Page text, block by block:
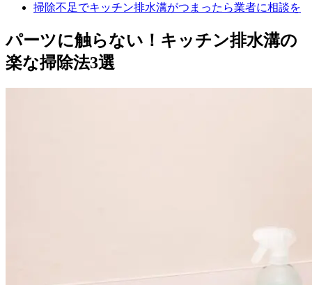
掃除不足でキッチン排水溝がつまったら業者に相談を
パーツに触らない！キッチン排水溝の
楽な掃除法3選